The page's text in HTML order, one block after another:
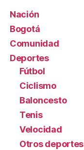
Nación
Bogotá
Comunidad
Deportes
Fútbol
Ciclismo
Baloncesto
Tenis
Velocidad
Otros deportes